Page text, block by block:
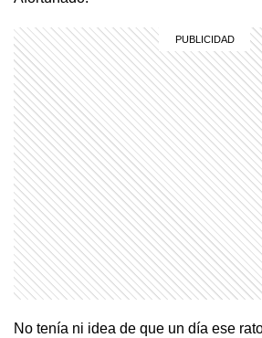
No tenía ni idea de que un día ese